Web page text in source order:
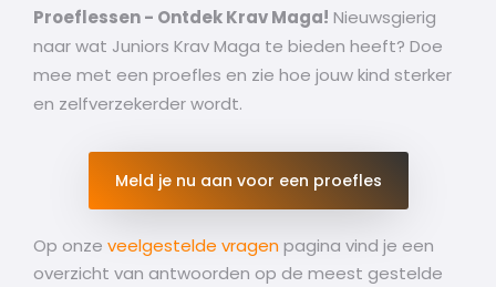
Proeflessen - Ontdek Krav Maga! Nieuwsgierig
naar wat Juniors Krav Maga te bieden heeft? Doe
mee met een proefles en zie hoe jouw kind sterker
en zelfverzekerder wordt.
Meld je nu aan voor een proefles
Op onze veelgestelde vragen pagina vind je een
overzicht van antwoorden op de meest gestelde